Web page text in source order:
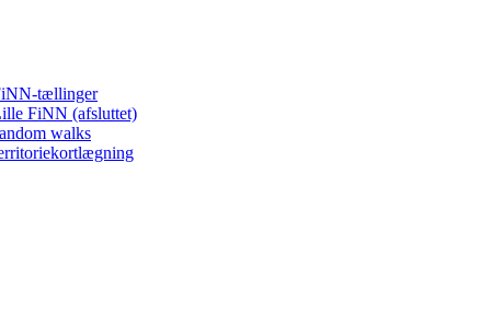
tællinger
FiNN (afsluttet)
walks